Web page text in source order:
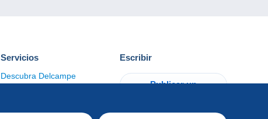
Servicios
Descubra Delcampe
Escribir
Publicar un